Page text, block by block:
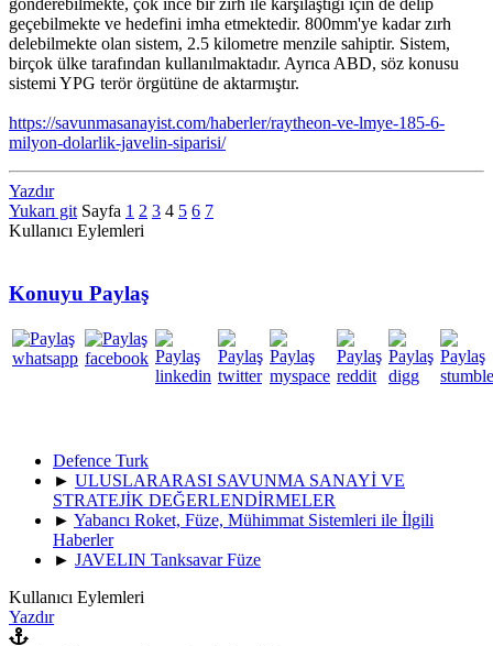
geçebilmekte ve hedefini imha etmektedir. 800mm'ye kadar zırh
delebilmekte olan sistem, 2.5 kilometre menzile sahiptir. Sistem,
birçok ülke tarafından kullanılmaktadır. Ayrıca ABD, söz konusu
sistemi YPG terör örgütüne de aktarmıştır.
https://savunmasanayist.com/haberler/raytheon-ve-lmye-185-6-
milyon-dolarlik-javelin-siparisi/
Yazdır
Yukarı git Sayfa 1 2 3 4 5 6 7
Kullanıcı Eylemleri
Konuyu Paylaş
Defence Turk
► ULUSLARARASI SAVUNMA SANAYİ VE
STRATEJİK DEĞERLENDİRMELER
► Yabancı Roket, Füze, Mühimmat Sistemleri ile İlgili
Haberler
► JAVELIN Tanksavar Füze
Kullanıcı Eylemleri
Yazdır